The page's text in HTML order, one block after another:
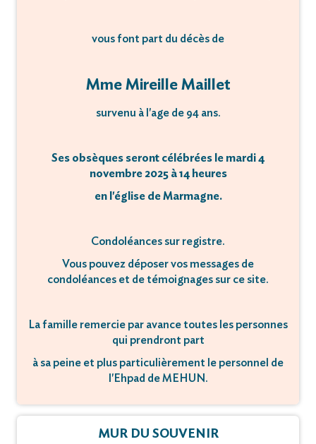
vous font part du décès de
Mme Mireille Maillet
survenu à l'age de 94 ans.
Ses obsèques seront célébrées le mardi 4
novembre 2025 à 14 heures
en l'église de Marmagne.
Condoléances sur registre.
Vous pouvez déposer vos messages de
condoléances et de témoignages sur ce site.
La famille remercie par avance toutes les personnes
qui prendront part
à sa peine et plus particulièrement le personnel de
l'Ehpad de MEHUN.
MUR DU SOUVENIR